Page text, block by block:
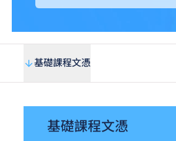
基礎課程文憑
基礎課程文憑